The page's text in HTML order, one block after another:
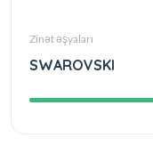
Zinət əşyaları
SWAROVSKI